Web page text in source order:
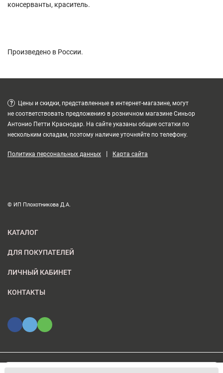
консерванты, краситель.
Произведено в России.
?
Цены и скидки, представленные в интернет-магазине, могут
не соответствовать предложению в розничном магазине Синьор
Антонио Петти Краснодар. На сайте указаны общие остатки по
нескольким складам, поэтому наличие уточняйте по телефону.
Политика персональных данных | Карта сайта
© ИП Плохотникова Д.А.
КАТАЛОГ
ДЛЯ ПОКУПАТЕЛЕЙ
ЛИЧНЫЙ КАБИНЕТ
КОНТАКТЫ